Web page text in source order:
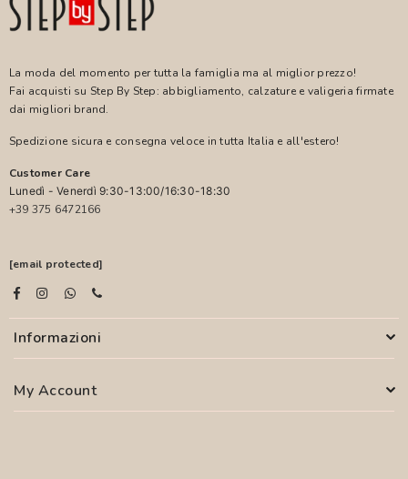
La moda del momento per tutta la famiglia ma al miglior prezzo!
Fai acquisti su Step By Step: abbigliamento, calzature e valigeria firmate
dai migliori brand.
Spedizione sicura e consegna veloce in tutta Italia e all'estero!
Customer Care
Lunedì - Venerdì 9:30-13:00/16:30-18:30
+39 375 6472166
[email protected]
Informazioni
My Account